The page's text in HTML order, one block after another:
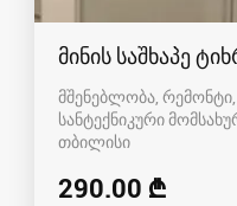
მინის საშხაპე
მშენებლობა, რემონტი,
სანტექნიკური
თბილისი
290.00 ₾